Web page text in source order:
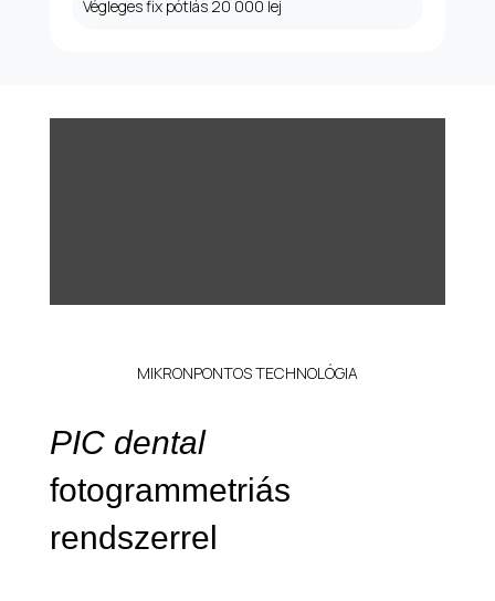
Végleges fix pótlás 20 000 lej
MIKRONPONTOS TECHNOLÓGIA
PIC dental
fotogrammetriás
rendszerrel